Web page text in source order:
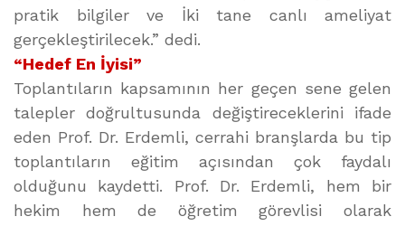
pratik bilgiler ve İki tane canlı ameliyat
gerçekleştirilecek.” dedi.
“Hedef En İyisi”
Toplantıların kapsamının her geçen sene gelen
talepler doğrultusunda değiştireceklerini ifade
eden Prof. Dr. Erdemli, cerrahi branşlarda bu tip
toplantıların eğitim açısından çok faydalı
olduğunu kaydetti. Prof. Dr. Erdemli, hem bir
hekim hem de öğretim görevlisi olarak